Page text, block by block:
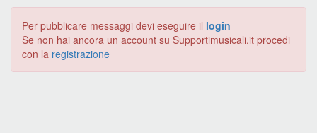
Per pubblicare messaggi devi eseguire il login
Se non hai ancora un account su Supportimusicali.it procedi
con la registrazione